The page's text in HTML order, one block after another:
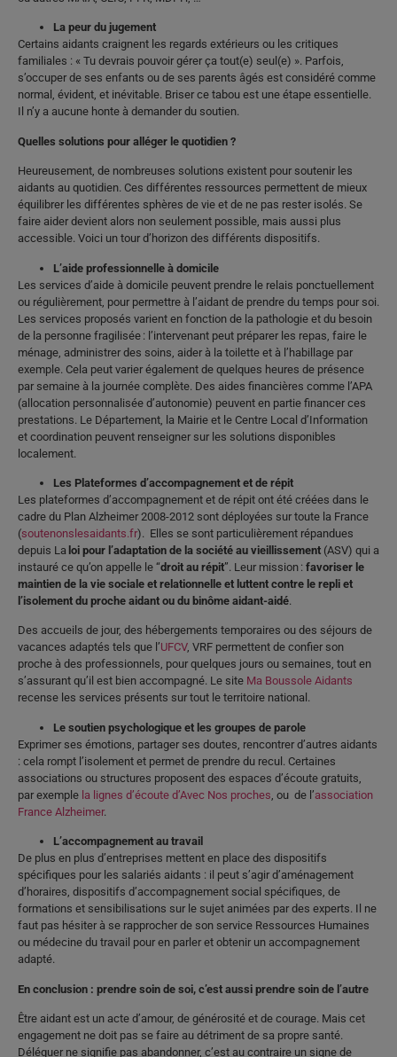
La peur du jugement
Certains aidants craignent les regards extérieurs ou les critiques
familiales : « Tu devrais pouvoir gérer ça tout(e) seul(e) ». Parfois,
s’occuper de ses enfants ou de ses parents âgés est considéré comme
normal, évident, et inévitable. Briser ce tabou est une étape essentielle.
Il n’y a aucune honte à demander du soutien.
Quelles solutions pour alléger le quotidien ?
Heureusement, de nombreuses solutions existent pour soutenir les
aidants au quotidien. Ces différentes ressources permettent de mieux
équilibrer les différentes sphères de vie et de ne pas rester isolés. Se
faire aider devient alors non seulement possible, mais aussi plus
accessible. Voici un tour d’horizon des différents dispositifs.
L’aide professionnelle à domicile
Les services d’aide à domicile peuvent prendre le relais ponctuellement
ou régulièrement, pour permettre à l’aidant de prendre du temps pour soi.
Les services proposés varient en fonction de la pathologie et du besoin
de la personne fragilisée : l’intervenant peut préparer les repas, faire le
ménage, administrer des soins, aider à la toilette et à l’habillage par
exemple. Cela peut varier également de quelques heures de présence
par semaine à la journée complète. Des aides financières comme l’APA
(allocation personnalisée d’autonomie) peuvent en partie financer ces
prestations. Le Département, la Mairie et le Centre Local d’Information
et coordination peuvent renseigner sur les solutions disponibles
localement.
Les Plateformes d’accompagnement et de répit
Les plateformes d’accompagnement et de répit ont été créées dans le
cadre du Plan Alzheimer 2008-2012 sont déployées sur toute la France
(soutenonslesaidants.fr). Elles se sont particulièrement répandues
depuis La loi pour l’adaptation de la société au vieillissement (ASV) qui a
instauré ce qu’on appelle le “droit au répit”. Leur mission : favoriser le
maintien de la vie sociale et relationnelle et luttent contre le repli et
l’isolement du proche aidant ou du binôme aidant-aidé.
Des accueils de jour, des hébergements temporaires ou des séjours de
vacances adaptés tels que l’UFCV, VRF permettent de confier son
proche à des professionnels, pour quelques jours ou semaines, tout en
s’assurant qu’il est bien accompagné. Le site Ma Boussole Aidants
recense les services présents sur tout le territoire national.
Le soutien psychologique et les groupes de parole
Exprimer ses émotions, partager ses doutes, rencontrer d’autres aidants
: cela rompt l’isolement et permet de prendre du recul. Certaines
associations ou structures proposent des espaces d’écoute gratuits,
par exemple la lignes d’écoute d’Avec Nos proches , ou de l’association
France Alzheimer.
L’accompagnement au travail
De plus en plus d’entreprises mettent en place des dispositifs
spécifiques pour les salariés aidants : il peut s’agir d’aménagement
d’horaires, dispositifs d’accompagnement social spécifiques, de
formations et sensibilisations sur le sujet animées par des experts. Il ne
faut pas hésiter à se rapprocher de son service Ressources Humaines
ou médecine du travail pour en parler et obtenir un accompagnement
adapté.
En conclusion : prendre soin de soi, c’est aussi prendre soin de l’autre
Être aidant est un acte d’amour, de générosité et de courage. Mais cet
engagement ne doit pas se faire au détriment de sa propre santé.
Déléguer ne signifie pas abandonner, c’est au contraire un signe de